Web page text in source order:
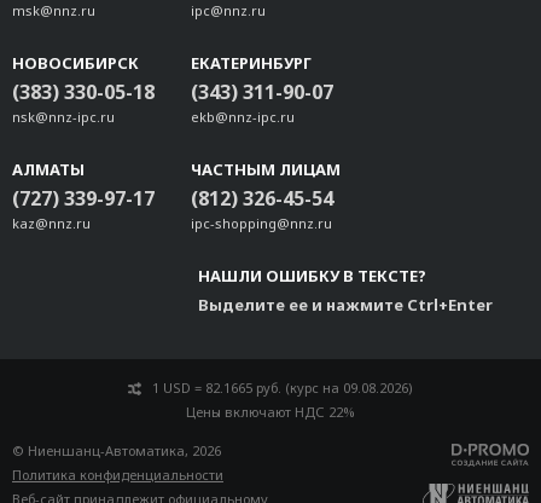
msk@nnz.ru ipc@nnz.ru
НОВОСИБИРСК
(383) 330-05-18
nsk@nnz-ipc.ru
ЕКАТЕРИНБУРГ
(343) 311-90-07
ekb@nnz-ipc.ru
АЛМАТЫ
(727) 339-97-17
kaz@nnz.ru
ЧАСТНЫМ ЛИЦАМ
(812) 326-45-54
ipc-shopping@nnz.ru
НАШЛИ ОШИБКУ В ТЕКСТЕ?
Выделите ее и нажмите Ctrl+Enter
1 USD = 82.1665 руб. (курс на 09.08.2026)
Цены включают НДС 22%
© Ниеншанц-Автоматика, 2026
Политика конфиденциальности
Веб-сайт принадлежит официальному